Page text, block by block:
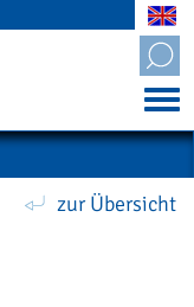
zur Übersicht